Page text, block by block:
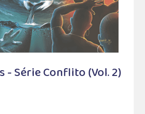
- Série Conflito (Vol. 2)